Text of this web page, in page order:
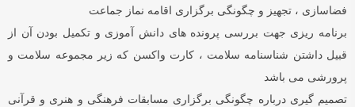
فضاسازی ، تجهیز و چگونگی برگزاری اقامه نماز جماعت
برنامه ریزی جهت بررسی پرونده های دانش آموزی و تکمیل بودن آن از
قبیل داشتن شناسنامه سلامت ، کارت واکسن که زیر مجموعه سلامت و
پرورشی می باشد
تصمیم گیری درباره چگونگی برگزاری مسابقات فرهنگی و هنری و قرآنی